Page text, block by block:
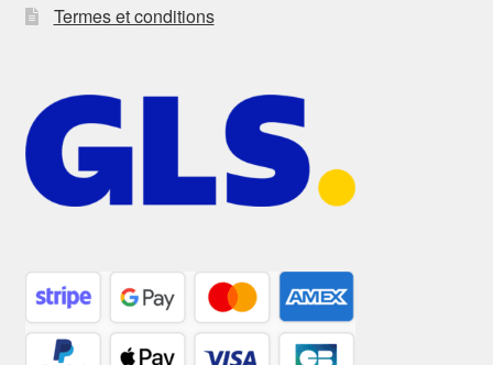
Termes et conditions